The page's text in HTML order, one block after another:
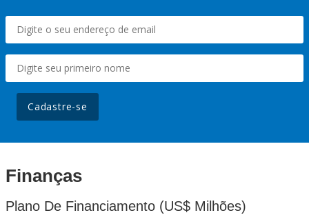
Cadastre-se
Finanças
Plano De Financiamento (US$ Milhões)